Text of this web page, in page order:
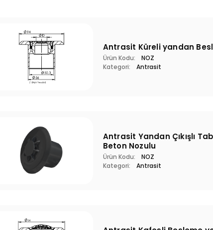
Antrasit Küreli yandan
Ürün Kodu:
NOZ
Kategori:
Antrasit
Antrasit Yandan Çıkışlı
Beton Nozulu
Ürün Kodu:
NOZ
Kategori:
Antrasit